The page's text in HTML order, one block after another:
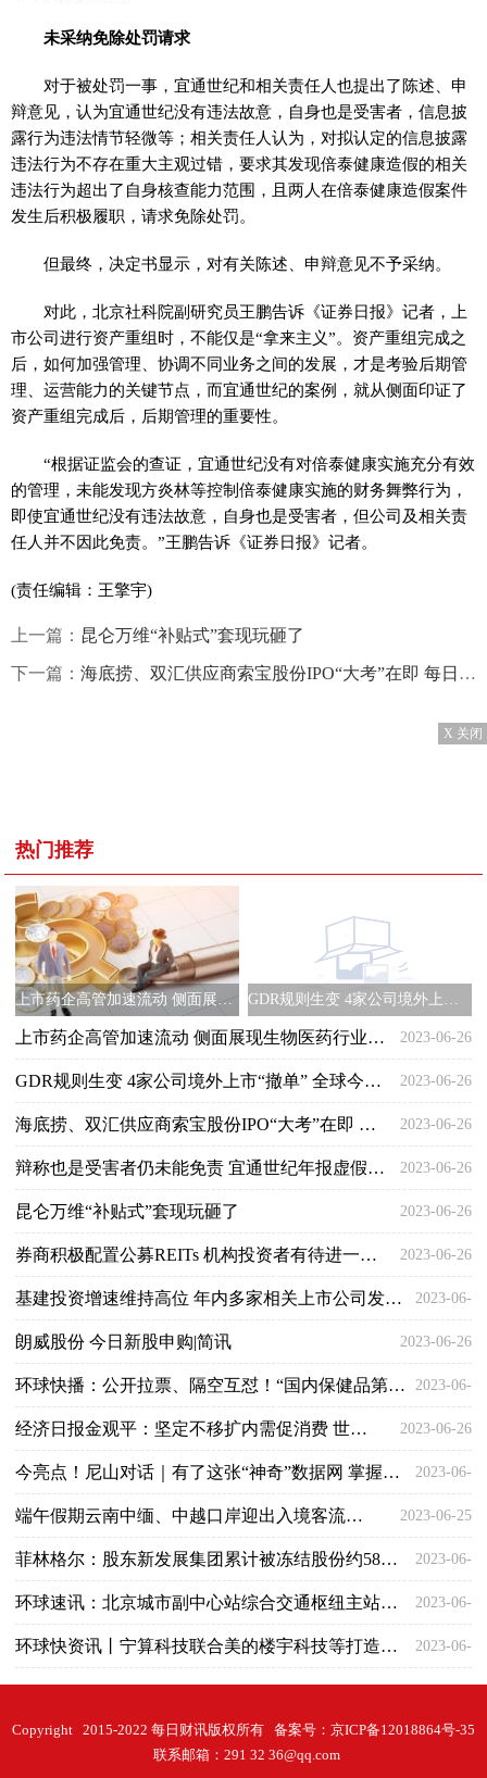
未采纳免除处罚请求
对于被处罚一事，宜通世纪和相关责任人也提出了陈述、申
辩意见，认为宜通世纪没有违法故意，自身也是受害者，信息披
露行为违法情节轻微等；相关责任人认为，对拟认定的信息披露
违法行为不存在重大主观过错，要求其发现倍泰健康造假的相关
违法行为超出了自身核查能力范围，且两人在倍泰健康造假案件
发生后积极履职，请求免除处罚。
但最终，决定书显示，对有关陈述、申辩意见不予采纳。
对此，北京社科院副研究员王鹏告诉《证券日报》记者，上
市公司进行资产重组时，不能仅是“拿来主义”。资产重组完成之
后，如何加强管理、协调不同业务之间的发展，才是考验后期管
理、运营能力的关键节点，而宜通世纪的案例，就从侧面印证了
资产重组完成后，后期管理的重要性。
“根据证监会的查证，宜通世纪没有对倍泰健康实施充分有效
的管理，未能发现方炎林等控制倍泰健康实施的财务舞弊行为，
即使宜通世纪没有违法故意，自身也是受害者，但公司及相关责
任人并不因此免责。”王鹏告诉《证券日报》记者。
(责任编辑：王擎宇)
上一篇： 昆仑万维“补贴式”套现玩砸了
下一篇： 海底捞、双汇供应商索宝股份IPO“大考”在即 每日信息
X 关闭
热门推荐
上市药企高管加速流动 侧面展现生物医药行业竞争加剧 GDR规则生变 4家公司境外上市“撤单” 全球今头条
上市药企高管加速流动 侧面展现生物医药行业竞争加剧 2023-06-26
GDR规则生变 4家公司境外上市“撤单” 全球今头条 2023-06-26
海底捞、双汇供应商索宝股份IPO“大考”在即 每日信息 2023-06-26
辩称也是受害者仍未能免责 宜通世纪年报虚假记载被处罚 2023-06-26
昆仑万维“补贴式”套现玩砸了 2023-06-26
券商积极配置公募REITs 机构投资者有待进一步丰富 2023-06-26
基建投资增速维持高位 年内多家相关上市公司发布近百起重大项目中标公告 2023-06-
26
朗威股份 今日新股申购|简讯 2023-06-26
环球快播：公开拉票、隔空互怼！“国内保健品第一股”两大股东鏖战董事会 2023-06-
26
经济日报金观平：坚定不移扩内需促消费 世界讯息 2023-06-26
今亮点！尼山对话｜有了这张“神奇”数据网 掌握全民体质健康不再是难事！ 2023-06-
25
端午假期云南中缅、中越口岸迎出入境客流高峰 2023-06-25
菲林格尔：股东新发展集团累计被冻结股份约5864万股 全球今头条 2023-06-
25
环球速讯：北京城市副中心站综合交通枢纽主站房西区主体结构封顶 2023-06-
25
环球快资讯丨宁算科技联合美的楼宇科技等打造西部地区大型低成本超算中心 2023-06-
25
Copyright 2015-2022 每日财讯版权所有 备案号： 京ICP备12018864号-35
联系邮箱：291 32 36@qq.com